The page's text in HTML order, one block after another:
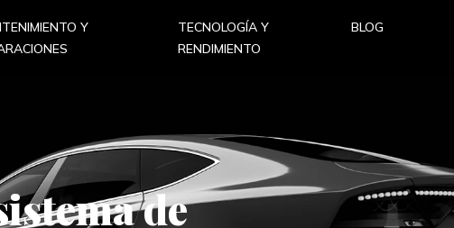
Y
TECNOLOGÍA Y
RENDIMIENTO
BLOG
de